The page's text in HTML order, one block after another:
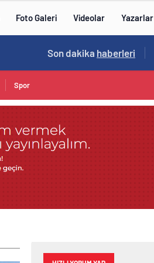
Foto Galeri Videolar Yazarlar
14:57 /
Son dakika haberleri
Spor